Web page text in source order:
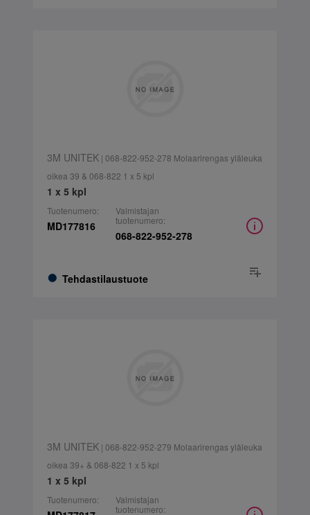
3M UNITEK| 068-822-952-278 Molaarirengas yläleuka
oikea 39 & 068-822 1 x 5 kpl
1 x 5 kpl
Tuotenumero:
MD177816
Tehdastilaustuote
Valmistajan
tuotenumero:
068-822-952-278
3M UNITEK| 068-822-952-279 Molaarirengas yläleuka
oikea 39+ & 068-822 1 x 5 kpl
1 x 5 kpl
Tuotenumero:
Valmistajan
tuotenumero: